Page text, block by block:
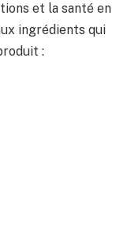
et la santé en
ingrédients qui
: